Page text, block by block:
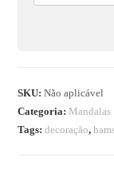
SKU:Não aplicável
Categoria: Mandalas
Tags:decoração,